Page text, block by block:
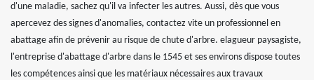
d'une maladie, sachez qu'il va infecter les autres. Aussi, dès que vous
apercevez des signes d'anomalies, contactez vite un professionnel en
abattage afin de prévenir au risque de chute d'arbre. elagueur paysagiste,
l'entreprise d'abattage d'arbre dans le 1545 et ses environs dispose toutes
les compétences ainsi que les matériaux nécessaires aux travaux